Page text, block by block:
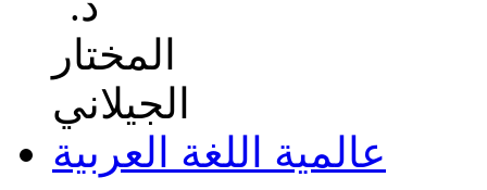
عالمية اللغة العربية